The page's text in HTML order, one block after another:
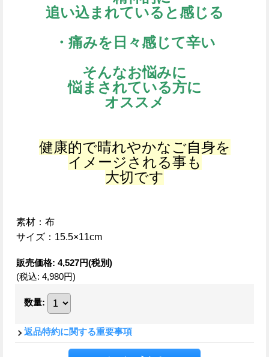
追い込まれていると感じる
・痛みを日々感じて辛い
そんなお悩みに
悩まされている方に
オススメ
健康的で晴れやかなご自身を
イメージされる事も
大切です
素材：布
サイズ：15.5×11cm
販売価格: 4,527円(税別)
(税込: 4,980円)
数量:
返品特約に関する重要事項